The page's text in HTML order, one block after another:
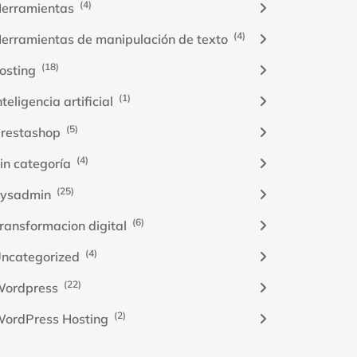
(4)
de manipulación de texto (4)
(18)
artificial (1)
(5)
categoría (4)
(25)
digital (6)
(4)
(22)
Hosting (2)